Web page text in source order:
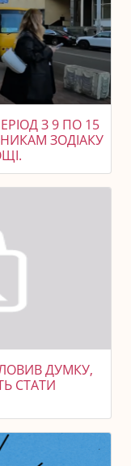
З 9 ПО 15
ЗОДІАКУ
ДУМКУ,
СТАТИ